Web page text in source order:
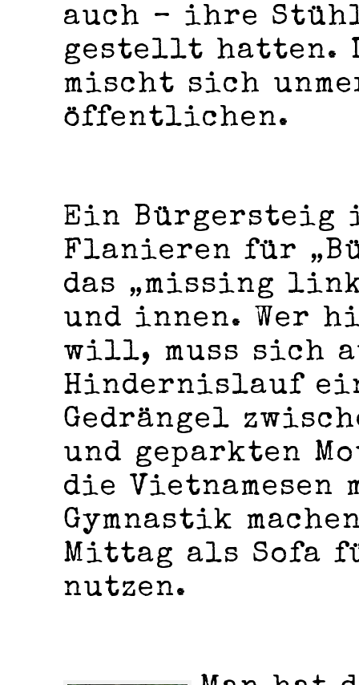
auch – ihre
gestellt hatten.
mischt sich
öffentlichen.
Ein Bürgersteig
Flanieren für
das „missing
und innen. Wer
will, muss sich
Hindernislauf
Gedrängel
und geparkten
die Vietnamesen
Gymnastik
Mittag als Sofa
nutzen.